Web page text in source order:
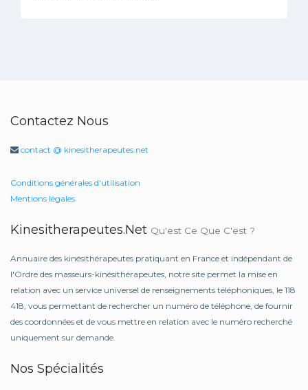
Contactez Nous
contact @ kinesitherapeutes.net
Conditions générales d'utilisation
Mentions légales
Kinesitherapeutes.net Qu'est Ce Que C'est ?
Annuaire des kinésithérapeutes pratiquant en France et indépendant de
l'Ordre des masseurs-kinésithérapeutes, notre site permet la mise en
relation avec un service universel de renseignements téléphoniques, le 118
418, vous permettant de rechercher un numéro de téléphone, de fournir
des coordonnées et de vous mettre en relation avec le numéro recherché
uniquement sur demande.
Nos Spécialités